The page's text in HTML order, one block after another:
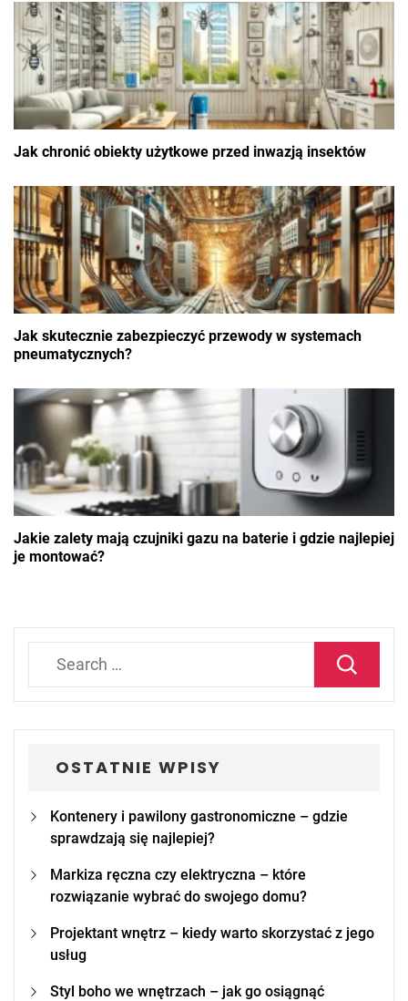
Jak chronić obiekty użytkowe przed inwazją insektów
Jak skutecznie zabezpieczyć przewody w systemach
pneumatycznych?
Jakie zalety mają czujniki gazu na baterie i gdzie najlepiej
je montować?
OSTATNIE WPISY
Kontenery i pawilony gastronomiczne – gdzie
sprawdzają się najlepiej?
Markiza ręczna czy elektryczna – które
rozwiązanie wybrać do swojego domu?
Projektant wnętrz – kiedy warto skorzystać z jego
usług
Styl boho we wnętrzach – jak go osiągnąć